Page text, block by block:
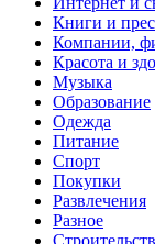
Книги и
Компании,
Красота и
Музыка
Образование
Одежда
Питание
Спорт
Покупки
Развлечения
Разное